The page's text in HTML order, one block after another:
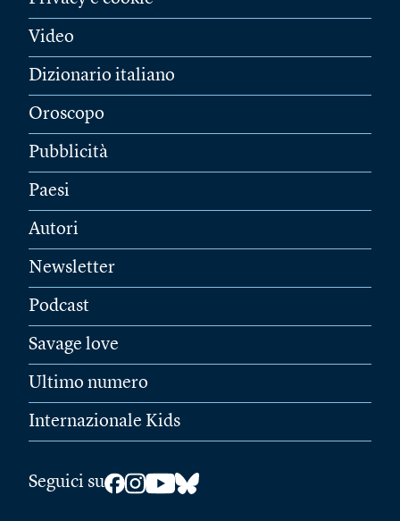
Video
Dizionario italiano
Oroscopo
Pubblicità
Paesi
Autori
Newsletter
Podcast
Savage love
Ultimo numero
Internazionale Kids
Seguici su